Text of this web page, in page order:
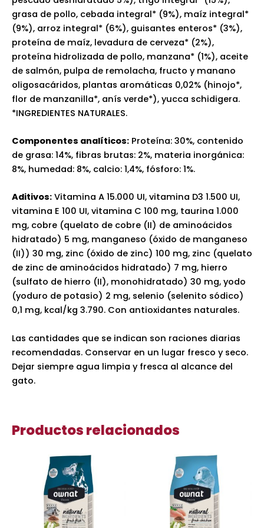
grasa de pollo, cebada integral* (9%), maíz integral*
(9%), arroz integral* (6%), guisantes enteros* (3%),
proteína de maíz, levadura de cerveza* (2%),
proteína hidrolizada de pollo, manzana* (1%), aceite
de salmón, pulpa de remolacha, fructo y manano
oligosacáridos, plantas aromáticas 0,02% (hinojo*,
flor de manzanilla*, anís verde*), yucca schidigera.
*INGREDIENTES NATURALES.
Componentes analíticos: Proteína: 30%, contenido
de grasa: 14%, fibras brutas: 2%, materia inorgánica:
8%, humedad: 8%, calcio: 1,4%, fósforo: 1%.
Aditivos: Vitamina A 15.000 UI, vitamina D3 1.500 UI,
vitamina E 100 UI, vitamina C 100 mg, taurina 1.000
mg, cobre (quelato de cobre (II) de aminoácidos
hidratado) 5 mg, manganeso (óxido de manganeso
(II)) 30 mg, zinc (óxido de zinc) 100 mg, zinc (quelato
de zinc de aminoácidos hidratado) 7 mg, hierro
(sulfato de hierro (II), monohidratado) 30 mg, yodo
(yoduro de potasio) 2 mg, selenio (selenito sódico)
0,1 mg, kcal/kg 3.790. Con antioxidantes naturales.
Las cantidades que se indican son raciones diarias
recomendadas. Conservar en un lugar fresco y seco.
Dejar siempre agua limpia y fresca al alcance del
gato.
Productos relacionados
Rango
de
precios:
desde
11,50 €
hasta
49,40 €
Rango
de
precios:
desde
12,75 €
hasta
36,85 €